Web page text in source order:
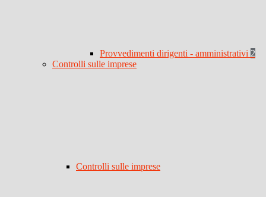
Provvedimenti dirigenti - amministrativi 2
Controlli sulle imprese
Controlli sulle imprese